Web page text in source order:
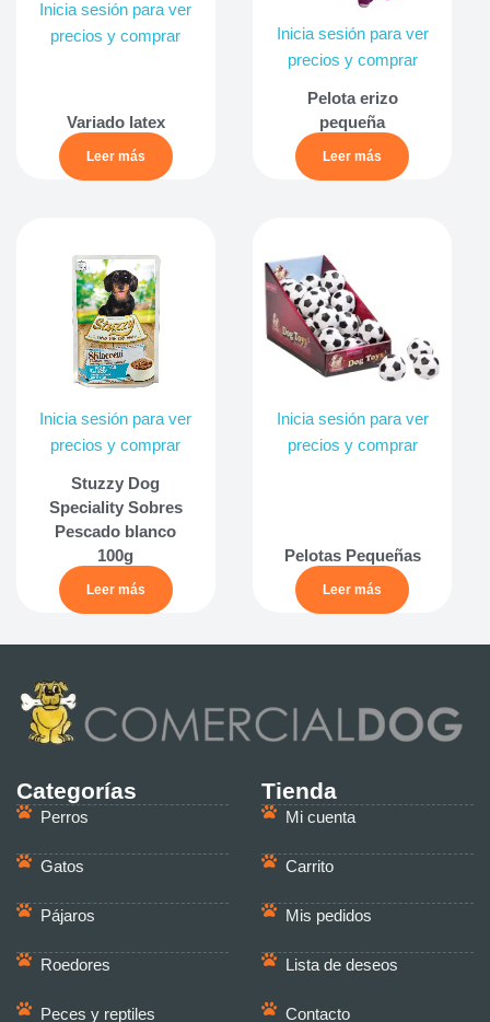
Inicia sesión para ver
precios y comprar
Variado latex
Leer más
Inicia sesión para ver
precios y comprar
Pelota erizo
pequeña
Leer más
Inicia sesión para ver
precios y comprar
Stuzzy Dog
Speciality Sobres
Pescado blanco
100g
Leer más
Inicia sesión para ver
precios y comprar
Pelotas Pequeñas
Leer más
Categorías
Perros
Gatos
Pájaros
Roedores
Peces y reptiles
Tienda
Mi cuenta
Carrito
Mis pedidos
Lista de deseos
Contacto